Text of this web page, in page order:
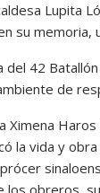
Lupita
su memoria,
del 42
de
la vida y